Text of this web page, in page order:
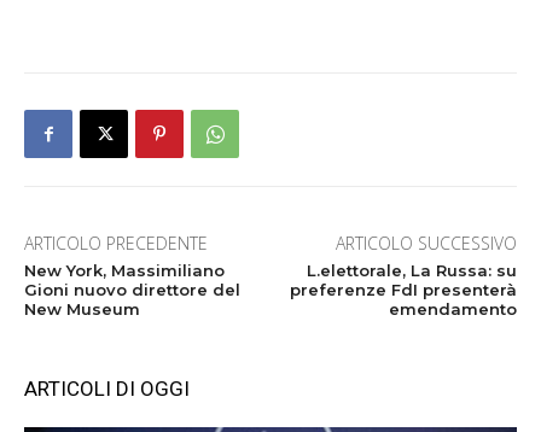
ARTICOLO PRECEDENTE
New York, Massimiliano
Gioni nuovo direttore del
New Museum
ARTICOLO SUCCESSIVO
L.elettorale, La Russa: su
preferenze FdI presenterà
emendamento
ARTICOLI DI OGGI